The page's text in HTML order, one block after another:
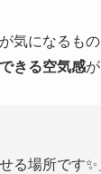
気になるもの
きる空気感
る場所です✨